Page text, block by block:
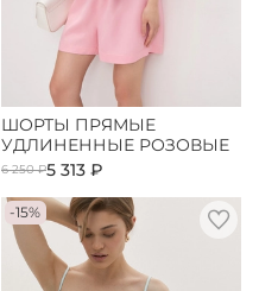
ШОРТЫ ПРЯМЫЕ
УДЛИНЕННЫЕ РОЗОВЫЕ
6 250 ₽5 313 ₽
-15%